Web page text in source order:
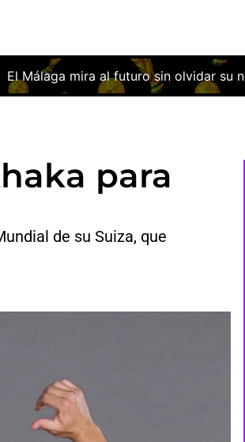
futuro sin olvidar su noche más europea
para
de su Suiza, que